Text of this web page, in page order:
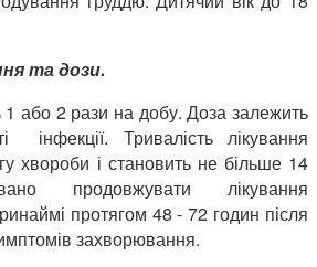
та дози.
або 2 рази на добу. Доза залежить
інфекції. Тривалість лікування
хвороби і становить не більше 14
продовжувати лікування
протягом 48 - 72 годин після
захворювання.